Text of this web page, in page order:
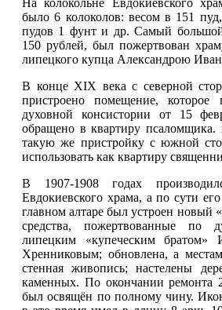
На колокольне Евдокиевского
было 6 колоколов: весом в 151
пудов 1 фунт и др. Самый
150 рублей, был пожертвован
липецкого купца Александрою
В конце XIX века с северной
пристроено помещение, которое
духовной консистории от 15
обращено в квартиру псаломщика.
такую же пристройку с южной
использовать как квартиру
В 1907-1908 годах
Евдокиевского храма, а по сути
главном алтаре был устроен новый
средства, пожертвованные по
липецким «купеческим братом»
Хренниковым; обновлена, а
стенная живопись; настелены
каменных. По окончании ремонта
был освящён по полному чину.